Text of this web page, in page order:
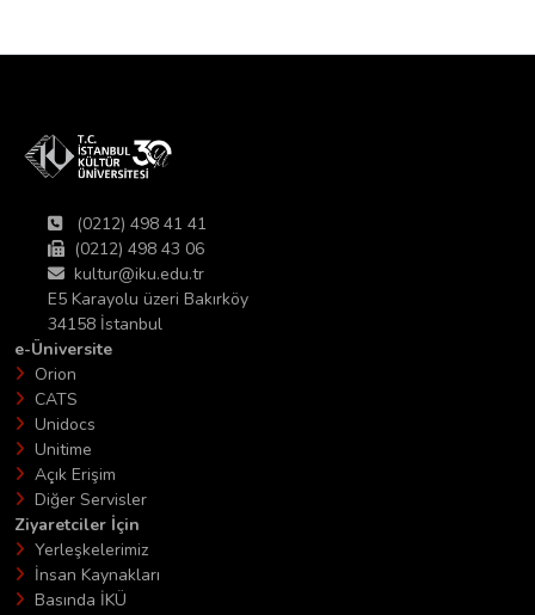
(0212) 498 41 41
(0212) 498 43 06
kultur@iku.edu.tr
E5 Karayolu üzeri Bakırköy
34158 İstanbul
e-Üniversite
Orion
CATS
Unidocs
Unitime
Açık Erişim
Diğer Servisler
Ziyaretciler İçin
Yerleşkelerimiz
İnsan Kaynakları
Basında İKÜ